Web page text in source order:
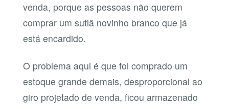
venda, porque as pessoas não querem
comprar um sutiã novinho branco que já
está encardido.
O problema aqui é que foi comprado um
estoque grande demais, desproporcional ao
giro projetado de venda, ficou armazenado